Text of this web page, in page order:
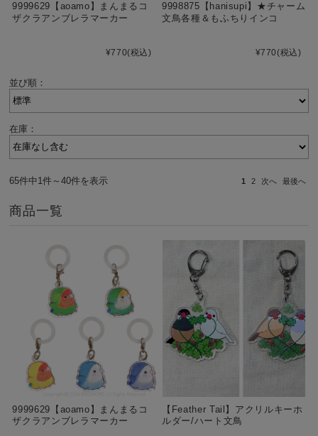
9999629【aoamo】まんまるコ
ザクラアンブレラマーカー
¥770(税込)
9998875【hanisupi】★チャーム
文鳥各種＆もふちりインコ
¥770(税込)
並び順：
在庫：
65件中1件～40件を表示 1 2 次へ 最後へ
商品一覧
9999629【aoamo】まんまるコ
ザクラアンブレラマーカー
【Feather Tail】アクリルキーホ
ルダー/ハート文鳥